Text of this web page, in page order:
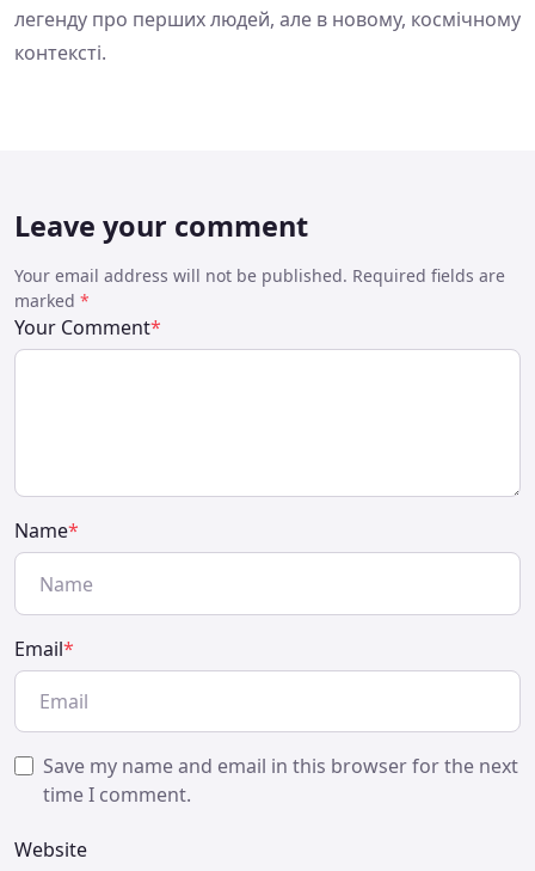
легенду про перших людей, але в новому, космічному
контексті.
Leave your comment
Your email address will not be published. Required fields are
marked *
Your Comment*
Name*
Email*
Save my name and email in this browser for the next
time I comment.
Website